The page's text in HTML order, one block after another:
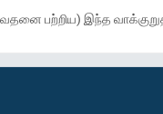
பற்றிய) இந்த